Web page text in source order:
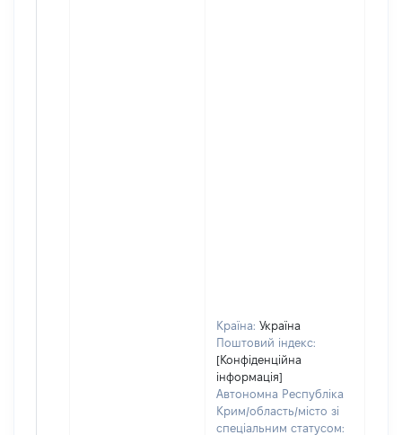
Країна: Україна
Поштовий індекс:
[Конфіденційна
інформація]
Автономна Республіка
Крим/область/місто зі
спеціальним статусом: